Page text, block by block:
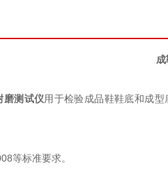
磨测试仪 用于检验成品鞋鞋底和成
等标准要求。